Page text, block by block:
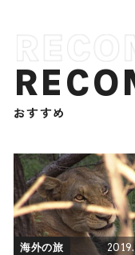
おすすめ
海外の旅